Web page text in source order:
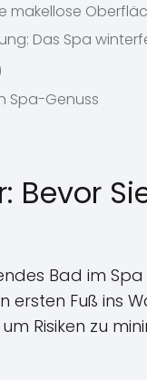
makellose
Das Spa
Spa-Genuss
Bevor
Bad im
ersten Fuß ins
Risiken zu